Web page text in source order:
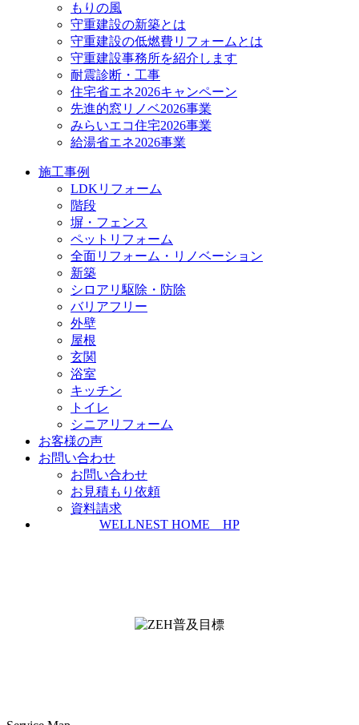
もりの風
守重建設の新築とは
守重建設の低燃費リフォームとは
守重建設事務所を紹介します
耐震診断・工事
住宅省エネ2026キャンペーン
先進的窓リノベ2026事業
みらいエコ住宅2026事業
給湯省エネ2026事業
施工事例
LDKリフォーム
階段
塀・フェンス
ペットリフォーム
全面リフォーム・リノベーション
新築
シロアリ駆除・防除
バリアフリー
外壁
屋根
玄関
浴室
キッチン
トイレ
シニアリフォーム
お客様の声
お問い合わせ
お問い合わせ
お見積もり依頼
資料請求
WELLNEST HOME HP